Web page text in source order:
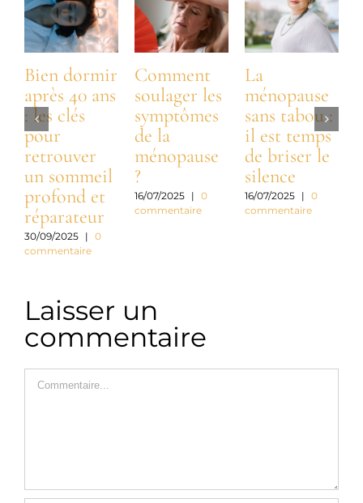
Bien dormir
après 40 ans
: les clés
pour
retrouver
un sommeil
profond et
réparateur
30/09/2025 | 0
commentaire
Comment
soulager les
symptômes
de la
ménopause
?
16/07/2025 | 0
commentaire
La
ménopause
sans tabou :
il est temps
de briser le
silence
16/07/2025 | 0
commentaire
Laisser un
commentaire
Commentaire